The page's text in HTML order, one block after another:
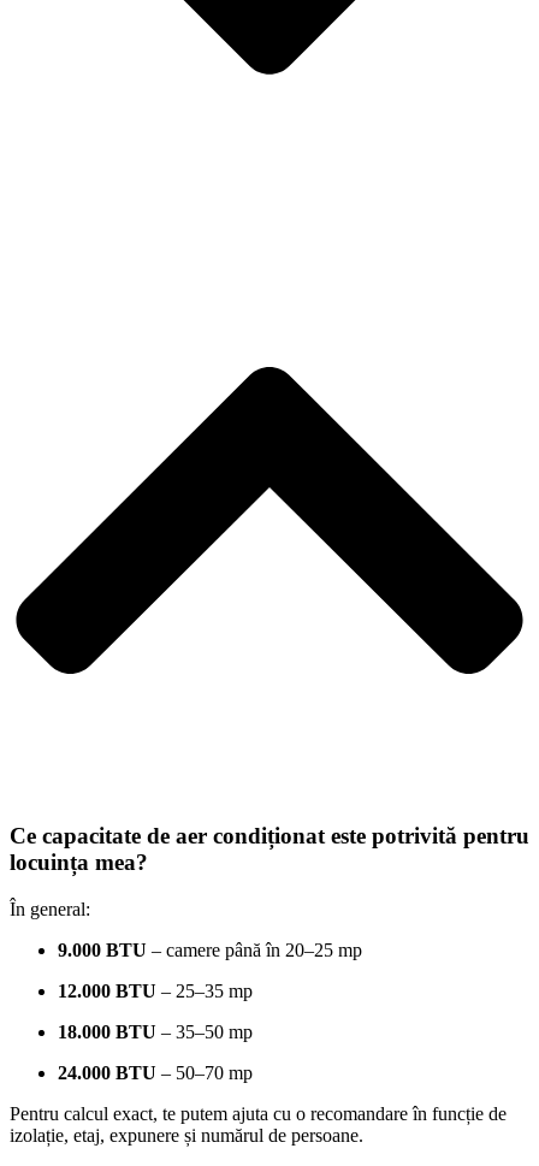
Ce capacitate de aer condiționat este potrivită pentru
locuința mea?
În general:
9.000 BTU – camere până în 20–25 mp
12.000 BTU – 25–35 mp
18.000 BTU – 35–50 mp
24.000 BTU – 50–70 mp
Pentru calcul exact, te putem ajuta cu o recomandare în funcție de
izolație, etaj, expunere și numărul de persoane.